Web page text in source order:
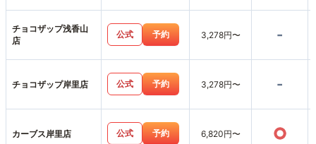
チョコザップ浅香山
店
公式 予約 3,278円〜 -
チョコザップ岸里店 公式 予約 3,278円〜 -
カーブス岸里店 公式 予約 6,820円〜 ○